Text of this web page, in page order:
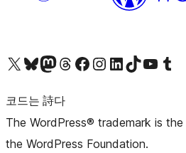
X(이전 트위터) 계정 방문하기블루스카이 계정 방문하기마스토돈 계정 방문하기스레드 계정 방문하기 페이스북 페이지 방문하기인스타그램 계정 방문하기 LinkedIn 계정 방문하기틱톡 계정 방문하기유튜브 채널 방문하기 텀블러 계정 방문하기
코드는 詩다
The WordPress® trademark is
the WordPress Foundation.